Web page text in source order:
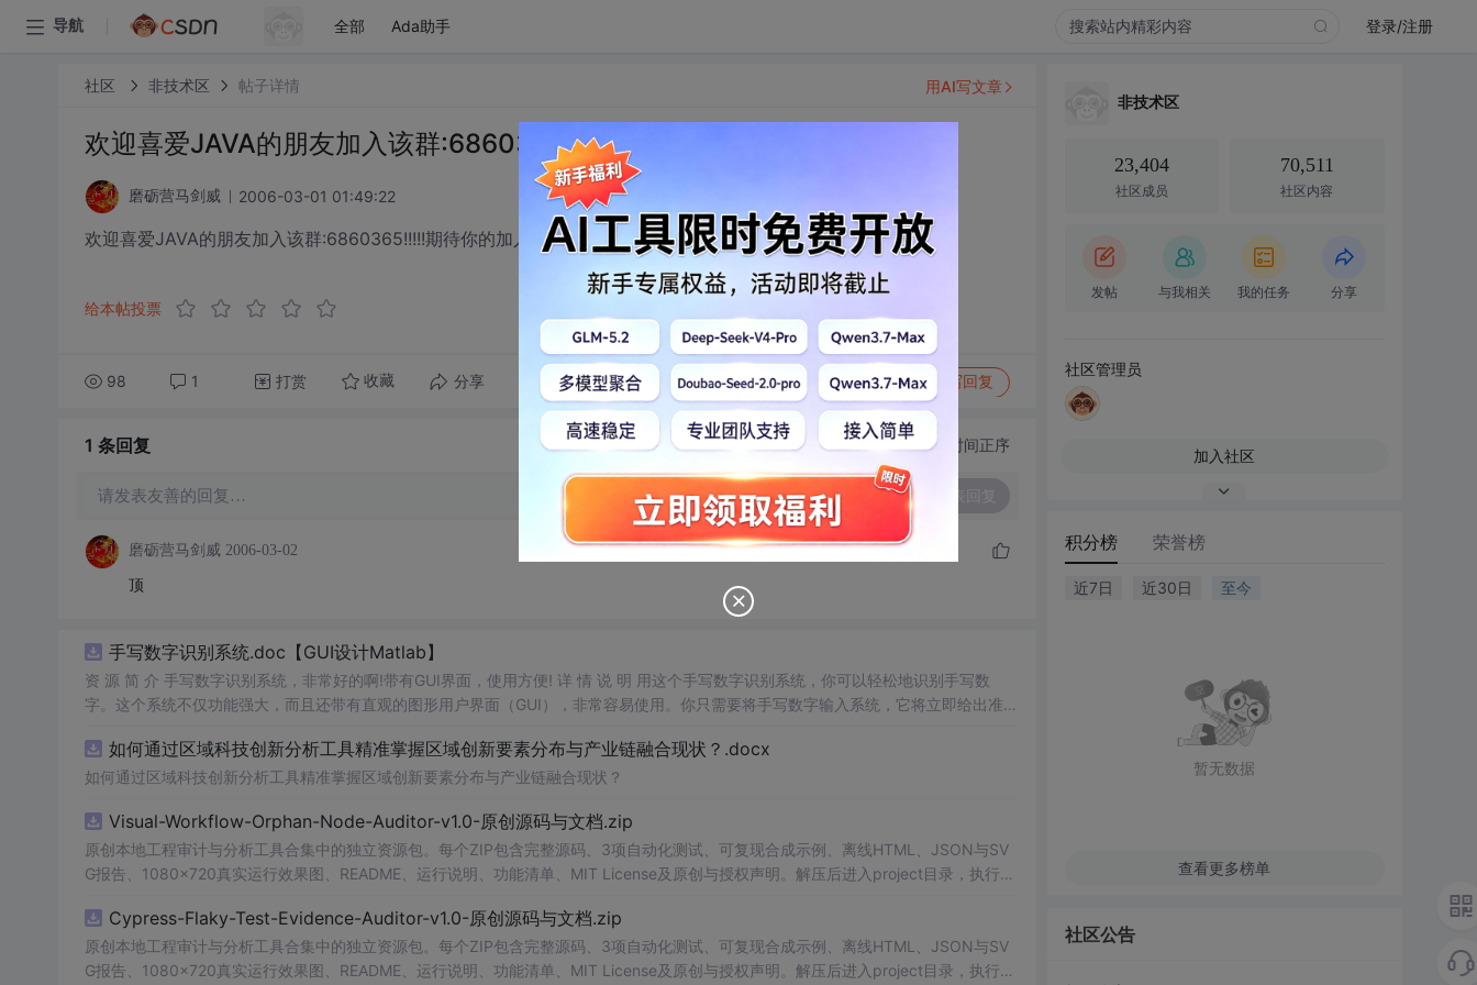
导航 全部 Ada助手 登录/注册
社区 非技术区 帖子详情
欢迎喜爱JAVA的朋友加入该群:6860365!!!!!期待你的加入!
磨砺营马剑威 2006-03-01 01:49:22
欢迎喜爱JAVA的朋友加入该群:6860365!!!!!期待你的加入!
给本帖投票
98 1 打赏 收藏 分享 转发到动态 举报 写回复
用AI写文章
1 条回复 切换为时间正序
请发表友善的回复…
磨砺营马剑威 2006-03-02
顶
手写数字识别系统.doc【GUI设计Matlab】
资 源 简 介 手写数字识别系统，非常好的啊!带有GUI界面，使用方便! 详 情 说 明 用这个手写数字识别系统，你可以轻松地识别手写数
字。这个系统不仅功能强大，而且还带有直观的图形用户界面（GUI），非常容易使用。你只需要将手写数字输入系统，它将立即给出准确
便和实用的工具，你一定会喜欢它的！
如何通过区域科技创新分析工具精准掌握区域创新要素分布与产业链融合现状？.docx
如何通过区域科技创新分析工具精准掌握区域创新要素分布与产业链融合现状？
Visual-Workflow-Orphan-Node-Auditor-v1.0-原创源码与文档.zip
原创本地工程审计与分析工具合集中的独立资源包。每个ZIP包含完整源码、3项自动化测试、可复现合成示例、离线HTML、JSON与SV
G报告、1080×720真实运行效果图、README、运行说明、功能清单、MIT License及原创与授权声明。解压后进入project目录，执行np
源码、Logo、官方截图、论文、生产日志或其他受限素材。适合前端开发、AI应用工程、测试审计和课程实践。
Cypress-Flaky-Test-Evidence-Auditor-v1.0-原创源码与文档.zip
原创本地工程审计与分析工具合集中的独立资源包。每个ZIP包含完整源码、3项自动化测试、可复现合成示例、离线HTML、JSON与SV
G报告、1080×720真实运行效果图、README、运行说明、功能清单、MIT License及原创与授权声明。解压后进入project目录，执行np
非技术区
23,404
社区成员
70,511
社区内容
发帖 与我相关 我的任务 分享
社区管理员
加入社区
积分榜 荣誉榜
近7日 近30日 至今
暂无数据
查看更多榜单
社区公告